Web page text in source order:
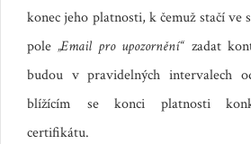
konec jeho platnosti, k čemuž stačí ve
pole„Email pro upozornění“ zadat
budou v pravidelných intervalech
blížícím se konci platnosti
certifikátu.